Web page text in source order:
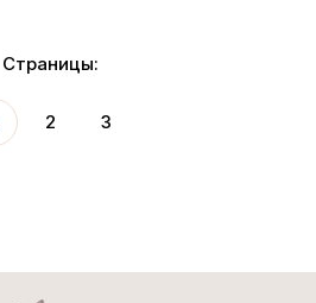
Страницы:
2 3